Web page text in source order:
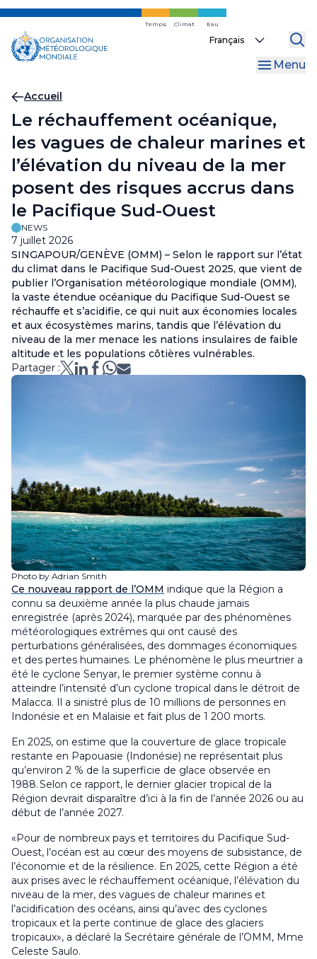
Skip
main
content
Temps Climat Eau
Select
Menu
Fil
d'Ariane
Accueil
Le réchauffement océanique,
les vagues de chaleur marines et
l’élévation du niveau de la mer
posent des risques accrus dans
le Pacifique Sud-Ouest
NEWS
7 juillet 2026
SINGAPOUR/GENÈVE (OMM) – Selon le rapport sur l’état
du climat dans le Pacifique Sud-Ouest 2025, que vient de
publier l’Organisation météorologique mondiale (OMM),
la vaste étendue océanique du Pacifique Sud-Ouest se
réchauffe et s’acidifie, ce qui nuit aux économies locales
et aux écosystèmes marins, tandis que l’élévation du
niveau de la mer menace les nations insulaires de faible
altitude et les populations côtières vulnérables.
Partager :
Photo by Adrian Smith
Ce nouveau rapport de l’OMM indique que la Région a
connu sa deuxième année la plus chaude jamais
enregistrée (après 2024), marquée par des phénomènes
météorologiques extrêmes qui ont causé des
perturbations généralisées, des dommages économiques
et des pertes humaines. Le phénomène le plus meurtrier a
été le cyclone Senyar, le premier système connu à
atteindre l’intensité d’un cyclone tropical dans le détroit de
Malacca. Il a sinistré plus de 10 millions de personnes en
Indonésie et en Malaisie et fait plus de 1 200 morts.
En 2025, on estime que la couverture de glace tropicale
restante en Papouasie (Indonésie) ne représentait plus
qu’environ 2 % de la superficie de glace observée en
1988. Selon ce rapport, le dernier glacier tropical de la
Région devrait disparaître d’ici à la fin de l’année 2026 ou au
début de l’année 2027.
«Pour de nombreux pays et territoires du Pacifique Sud-
Ouest, l’océan est au cœur des moyens de subsistance, de
l’économie et de la résilience. En 2025, cette Région a été
aux prises avec le réchauffement océanique, l’élévation du
niveau de la mer, des vagues de chaleur marines et
l’acidification des océans, ainsi qu’avec des cyclones
tropicaux et la perte continue de glace des glaciers
tropicaux», a déclaré la Secrétaire générale de l’OMM, Mme
Celeste Saulo.